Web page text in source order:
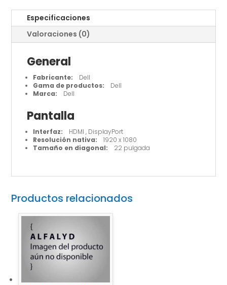
Especificaciones
Valoraciones (0)
General
Fabricante: Dell
Gama de productos: Dell
Marca: Dell
Pantalla
Interfaz: HDMI , DisplayPort
Resolución nativa: 1920 x 1080
Tamaño en diagonal: 22 pulgada
Productos relacionados